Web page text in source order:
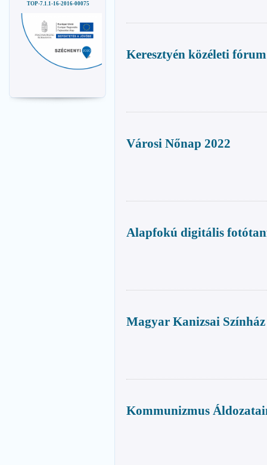
TOP-7.1.1-16-2016-00075
Keresztyén közéleti fórum
Városi Nőnap 2022
Alapfokú digitális
Magyar Kanizsai
Kommunizmus